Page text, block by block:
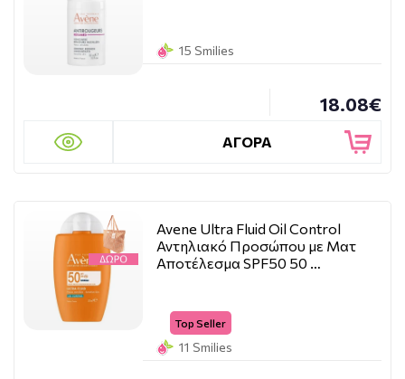
15 Smilies
18.08€
ΑΓΟΡΑ
Avene Ultra Fluid Oil Control
Αντηλιακό Προσώπου με Ματ
Αποτέλεσμα SPF50 50 …
Top Seller
11 Smilies